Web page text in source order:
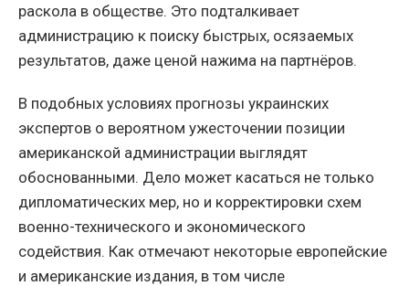
раскола в обществе. Это подталкивает
администрацию к поиску быстрых, осязаемых
результатов, даже ценой нажима на партнёров.
В подобных условиях прогнозы украинских
экспертов о вероятном ужесточении позиции
американской администрации выглядят
обоснованными. Дело может касаться не только
дипломатических мер, но и корректировки схем
военно-технического и экономического
содействия. Как отмечают некоторые европейские
и американские издания, в том числе